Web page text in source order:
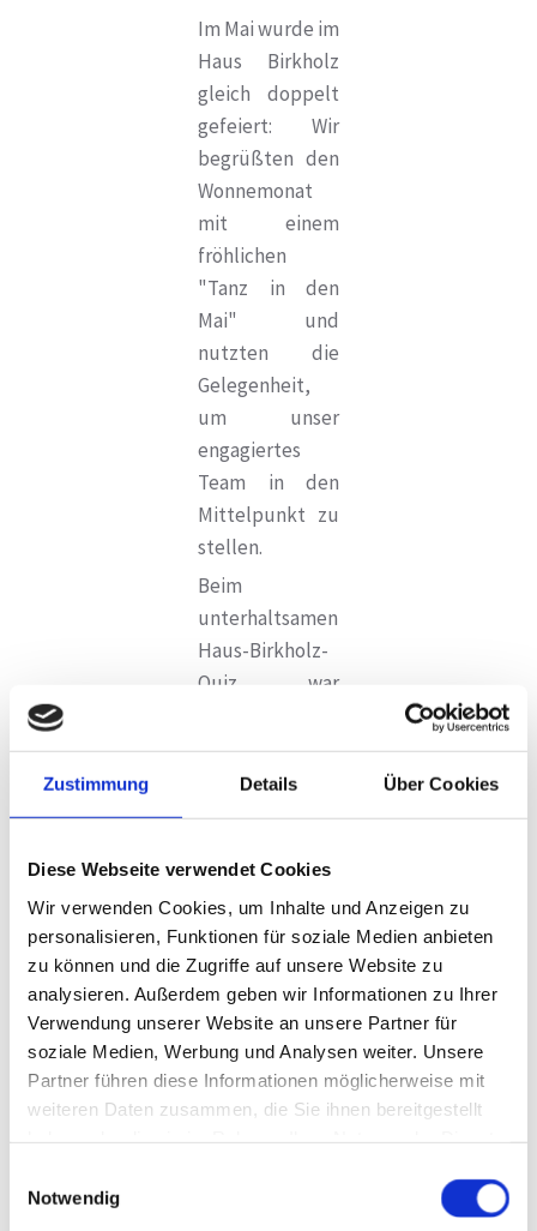
Zustimmung Details Über Cookies
Diese Webseite verwendet Cookies
Wir verwenden Cookies, um Inhalte und Anzeigen zu
personalisieren, Funktionen für soziale Medien anbieten
zu können und die Zugriffe auf unsere Website zu
analysieren. Außerdem geben wir Informationen zu Ihrer
Verwendung unserer Website an unsere Partner für
soziale Medien, Werbung und Analysen weiter. Unsere
Partner führen diese Informationen möglicherweise mit
weiteren Daten zusammen, die Sie ihnen bereitgestellt
Notwendig
Im Mai wurde im
Haus Birkholz
gleich doppelt
gefeiert: Wir
begrüßten den
Wonnemonat
mit einem
fröhlichen
"Tanz in den
Mai" und
nutzten die
Gelegenheit,
um unser
engagiertes
Team in den
Mittelpunkt zu
stellen.
Beim
unterhaltsamen
Haus-Birkholz-
Quiz war
gefragt –
Mitarbeitende
testeten ihr
unser Haus. Die
Begeisterung
war groß, die
Stimmung
ausgelassen.
Ein besonderer
Moment des
Abends war die
Ehrung